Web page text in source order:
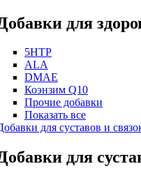
для
5HTP
ALA
DMAE
Коэнзим Q10
Прочие добавки
Показать все
для суставов и
для